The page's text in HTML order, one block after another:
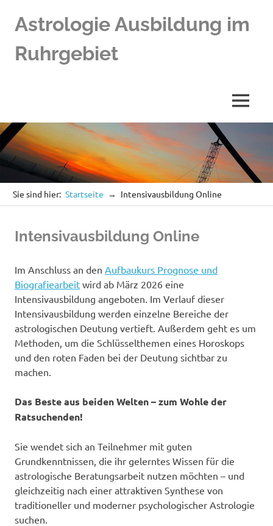
InhaltAstrologie Ausbildung im
Ruhrgebiet
MENÜ
Sie sind hier: Startseite Intensivausbildung Online
Intensivausbildung Online
Im Anschluss an den Aufbaukurs Prognose und
Biografiearbeit wird ab März 2026 eine
Intensivausbildung angeboten. Im Verlauf dieser
Intensivausbildung werden einzelne Bereiche der
astrologischen Deutung vertieft. Außerdem geht es um
Methoden, um die Schlüsselthemen eines Horoskops
und den roten Faden bei der Deutung sichtbar zu
machen.
Das Beste aus beiden Welten – zum Wohle der
Ratsuchenden!
Sie wendet sich an Teilnehmer mit guten
Grundkenntnissen, die ihr gelerntes Wissen für die
astrologische Beratungsarbeit nutzen möchten – und
gleichzeitig nach einer attraktiven Synthese von
traditioneller und moderner psychologischer Astrologie
suchen.